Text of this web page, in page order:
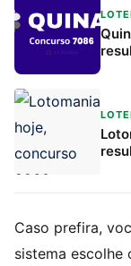
Caso prefira,
sistema escolhe